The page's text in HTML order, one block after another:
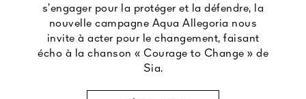
s’engager pour la protéger et la défendre, la
nouvelle campagne Aqua Allegoria nous
invite à acter pour le changement, faisant
écho à la chanson « Courage to Change » de
Sia.